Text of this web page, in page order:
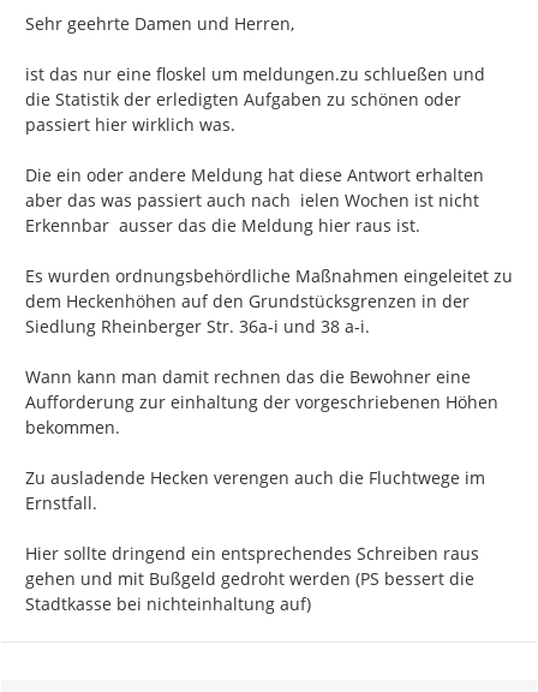
Sehr geehrte Damen und Herren,
ist das nur eine floskel um meldungen.zu schlueßen und
die Statistik der erledigten Aufgaben zu schönen oder
passiert hier wirklich was.
Die ein oder andere Meldung hat diese Antwort erhalten
aber das was passiert auch nach  ielen Wochen ist nicht
Erkennbar  ausser das die Meldung hier raus ist.
Es wurden ordnungsbehördliche Maßnahmen eingeleitet zu
dem Heckenhöhen auf den Grundstücksgrenzen in der
Siedlung Rheinberger Str. 36a-i und 38 a-i.
Wann kann man damit rechnen das die Bewohner eine
Aufforderung zur einhaltung der vorgeschriebenen Höhen
bekommen.
Zu ausladende Hecken verengen auch die Fluchtwege im
Ernstfall.
Hier sollte dringend ein entsprechendes Schreiben raus
gehen und mit Bußgeld gedroht werden (PS bessert die
Stadtkasse bei nichteinhaltung auf)